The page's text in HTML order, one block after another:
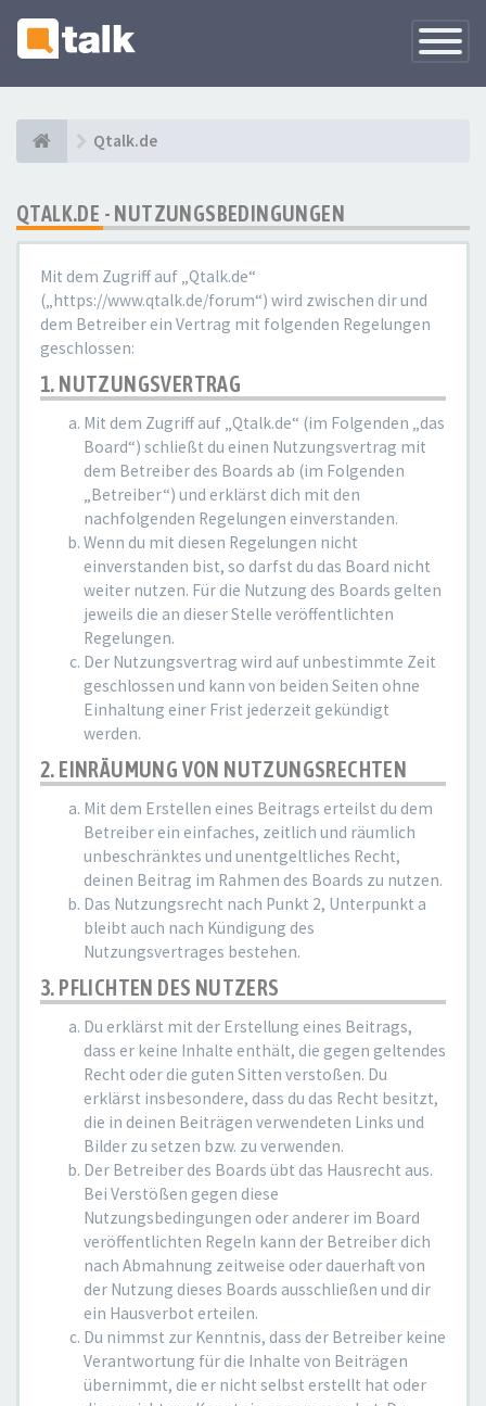
Qtalk.de
QTALK.DE - NUTZUNGSBEDINGUNGEN
Mit dem Zugriff auf „Qtalk.de“
(„https://www.qtalk.de/forum“) wird zwischen dir und
dem Betreiber ein Vertrag mit folgenden Regelungen
geschlossen:
1. NUTZUNGSVERTRAG
Mit dem Zugriff auf „Qtalk.de“ (im Folgenden „das
Board“) schließt du einen Nutzungsvertrag mit
dem Betreiber des Boards ab (im Folgenden
„Betreiber“) und erklärst dich mit den
nachfolgenden Regelungen einverstanden.
Wenn du mit diesen Regelungen nicht
einverstanden bist, so darfst du das Board nicht
weiter nutzen. Für die Nutzung des Boards gelten
jeweils die an dieser Stelle veröffentlichten
Regelungen.
Der Nutzungsvertrag wird auf unbestimmte Zeit
geschlossen und kann von beiden Seiten ohne
Einhaltung einer Frist jederzeit gekündigt
werden.
2. EINRÄUMUNG VON NUTZUNGSRECHTEN
Mit dem Erstellen eines Beitrags erteilst du dem
Betreiber ein einfaches, zeitlich und räumlich
unbeschränktes und unentgeltliches Recht,
deinen Beitrag im Rahmen des Boards zu nutzen.
Das Nutzungsrecht nach Punkt 2, Unterpunkt a
bleibt auch nach Kündigung des
Nutzungsvertrages bestehen.
3. PFLICHTEN DES NUTZERS
Du erklärst mit der Erstellung eines Beitrags,
dass er keine Inhalte enthält, die gegen geltendes
Recht oder die guten Sitten verstoßen. Du
erklärst insbesondere, dass du das Recht besitzt,
die in deinen Beiträgen verwendeten Links und
Bilder zu setzen bzw. zu verwenden.
Der Betreiber des Boards übt das Hausrecht aus.
Bei Verstößen gegen diese
Nutzungsbedingungen oder anderer im Board
veröffentlichten Regeln kann der Betreiber dich
nach Abmahnung zeitweise oder dauerhaft von
der Nutzung dieses Boards ausschließen und dir
ein Hausverbot erteilen.
Du nimmst zur Kenntnis, dass der Betreiber keine
Verantwortung für die Inhalte von Beiträgen
übernimmt, die er nicht selbst erstellt hat oder